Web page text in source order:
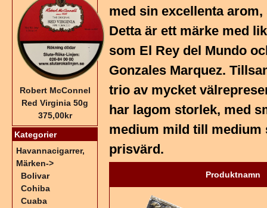
med sin excellenta
Detta är ett märke med
som El Rey del Mundo
Gonzales Marquez.
trio av mycket
har lagom storlek, med
medium mild till medium
prisvärd.
Produktnamn
Robert McConnel
Red Virginia 50g
375,00kr
Kategorier
Havannacigarrer,
Märken->
Bolivar
Cohiba
Cuaba